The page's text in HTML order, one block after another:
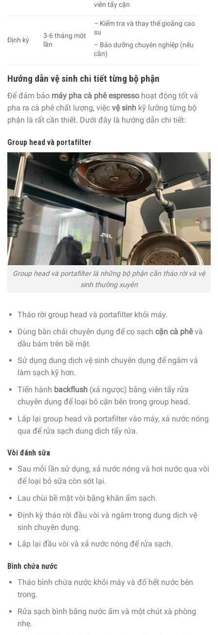
viên tẩy cặn
Định kỳ
3-6 tháng một
lần
– Kiểm tra và thay thế gioăng cao
su
– Bảo dưỡng chuyên nghiệp (nếu
cần)
Hướng dẫn vệ sinh chi tiết từng bộ phận
Để đảm bảo máy pha cà phê espresso hoạt động tốt và
pha ra cà phê chất lượng, việc vệ sinh kỹ lưỡng từng bộ
phận là rất cần thiết. Dưới đây là hướng dẫn chi tiết:
Group head và portafilter
Group head và portafilter là những bộ phận cần tháo rời và vệ
sinh thường xuyên
Tháo rời group head và portafilter khỏi máy.
Dùng bàn chải chuyên dụng để cọ sạch cặn cà phêvà
dầu bám trên bề mặt.
Sử dụng dung dịch vệ sinh chuyên dụng để ngâm và
làm sạch kỹ hơn.
Tiến hành backflush(xả ngược) bằng viên tẩy rửa
chuyên dụng để loại bỏ cặn bên trong group head.
Lắp lại group head và portafilter vào máy, xả nước nóng
qua để rửa sạch dung dịch tẩy rửa.
Vòi đánh sữa
Sau mỗi lần sử dụng, xả nước nóng và hơi nước qua vòi
để loại bỏ sữa còn sót lại.
Lau chùi bề mặt vòi bằng khăn ẩm sạch.
Định kỳ tháo rời đầu vòi và ngâm trong dung dịch vệ
sinh chuyên dụng.
Lắp lại đầu vòi và xả nước nóng để rửa sạch.
Bình chứa nước
Tháo bình chứa nước khỏi máy và đổ hết nước bên
trong.
Rửa sạch bình bằng nước ấm và một chút xà phòng
nhẹ.